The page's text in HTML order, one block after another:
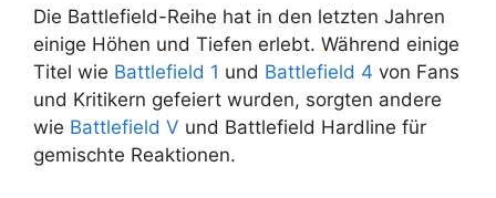
Die Battlefield-Reihe hat in den letzten Jahren
einige Höhen und Tiefen erlebt. Während einige
Titel wie Battlefield 1 und Battlefield 4 von Fans
und Kritikern gefeiert wurden, sorgten andere
wie Battlefield V und Battlefield Hardline für
gemischte Reaktionen.